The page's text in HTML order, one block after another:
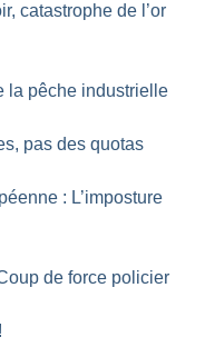
catastrophe de l’or
la pêche industrielle
pas des quotas
: L’imposture
de force policier
!